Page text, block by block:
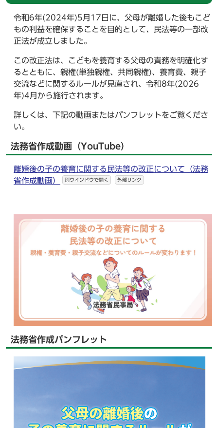
令和6年(2024年)5月17日に、父母が離婚した後もこど
もの利益を確保することを目的として、民法等の一部改
正法が成立しました。
この改正法は、こどもを養育する父母の責務を明確化す
るとともに、親権(単独親権、共同親権)、養育費、親子
交流などに関するルールが見直され、令和8年(2026
年)4月から施行されます。
詳しくは、下記の動画またはパンフレットをご覧くださ
い。
法務省作成動画（YouTube）
離婚後の子の養育に関する民法等の改正について（法務
省作成動画）
別ウインドウで開く 外部リンク
法務省作成パンフレット